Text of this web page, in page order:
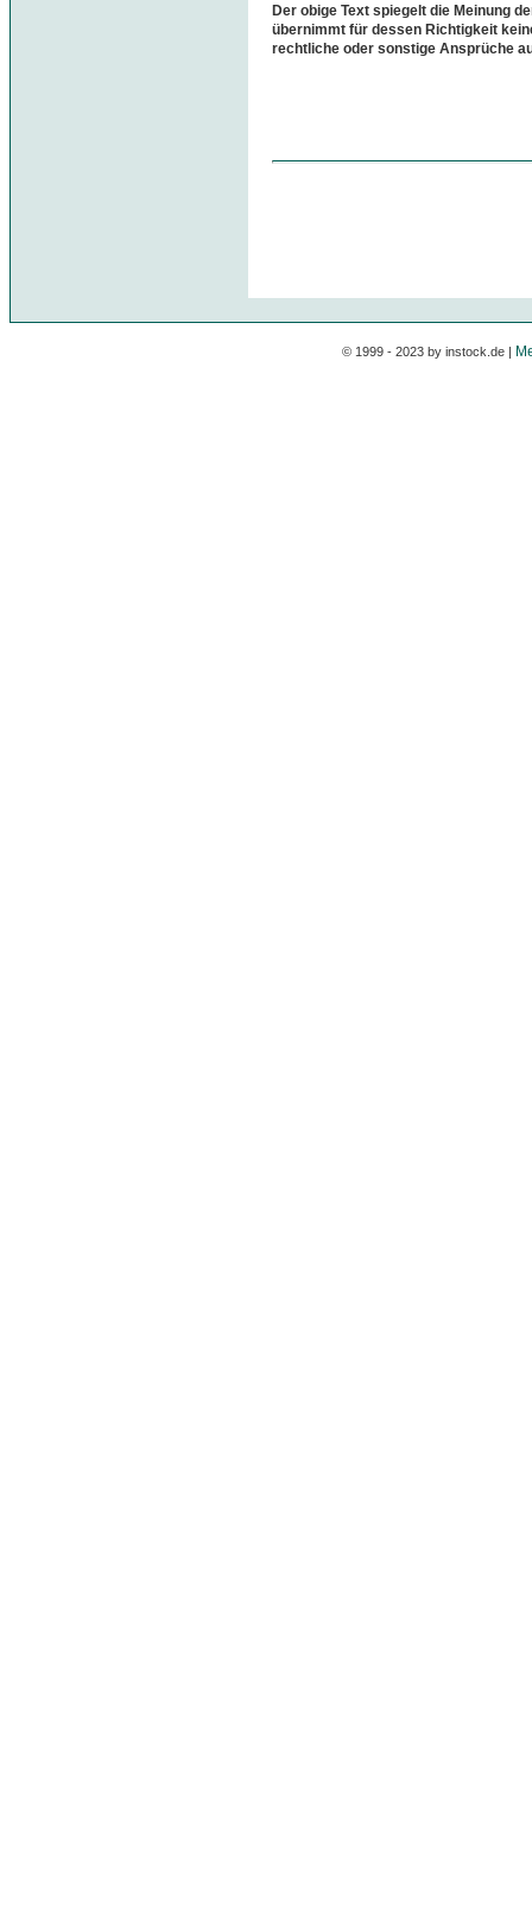
Der obige Text spiegelt die Meinung
übernimmt für dessen Richtigkeit
rechtliche oder sonstige Ansprüche
© 1999 - 2023 by instock.de |